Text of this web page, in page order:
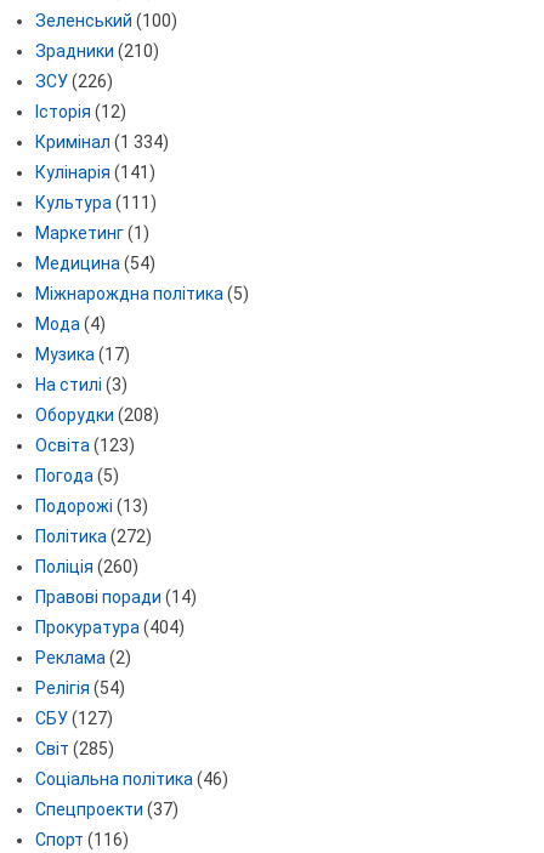
Зеленський (100)
Зрадники (210)
ЗСУ(226)
Історія (12)
Кримінал (1 334)
Кулінарія (141)
Культура(111)
Маркетинг(1)
Медицина(54)
Міжнарождна політика(5)
Мода(4)
Музика(17)
На стилі (3)
Оборудки (208)
Освіта(123)
Погода(5)
Подорожі (13)
Політика(272)
Поліція (260)
Правові поради (14)
Прокуратура(404)
Реклама(2)
Релігія (54)
СБУ(127)
Світ (285)
Соціальна політика(46)
Спецпроекти (37)
Спорт (116)